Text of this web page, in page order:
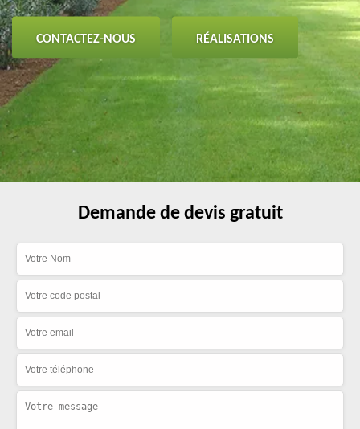
CONTACTEZ-NOUS RÉALISATIONS
Demande de devis gratuit